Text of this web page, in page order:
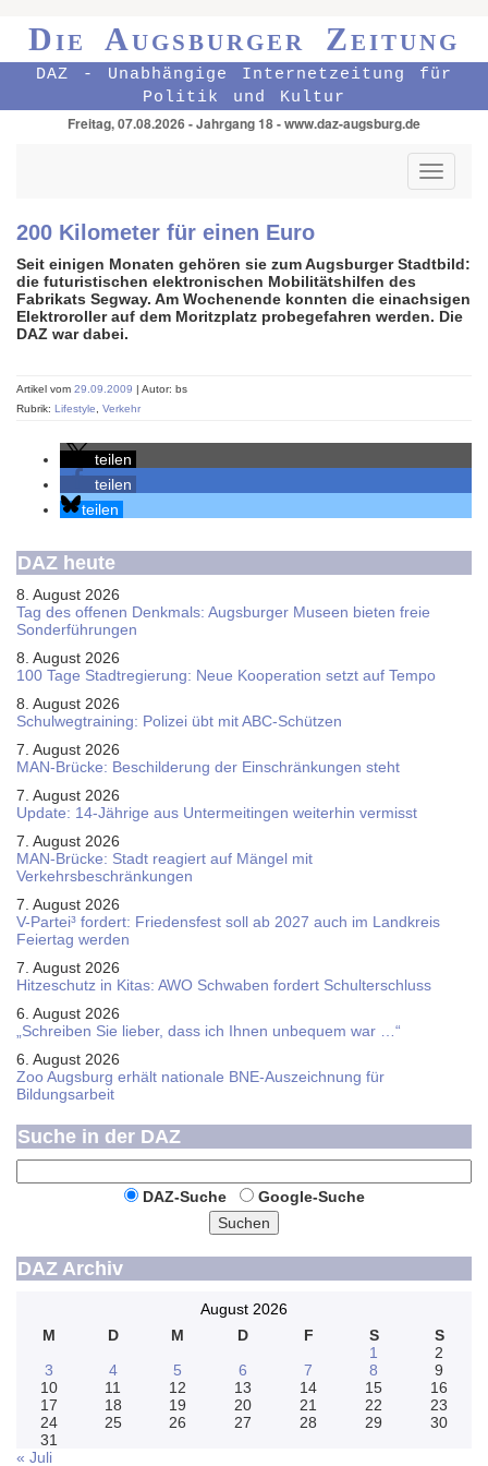
Die Augsburger Zeitung
DAZ - Unabhängige Internetzeitung für
Politik und Kultur
Freitag, 07.08.2026 - Jahrgang 18 - www.daz-augsburg.de
Toggle
200 Kilometer für einen Euro
Seit einigen Monaten gehören sie zum Augsburger Stadtbild:
die futuristischen elektronischen Mobilitätshilfen des
Fabrikats Segway. Am Wochenende konnten die einachsigen
Elektroroller auf dem Moritzplatz probegefahren werden. Die
DAZ war dabei.
Artikel vom 29.09.2009 | Autor: bs
Rubrik: Lifestyle Verkehr
teilen
teilen
teilen
DAZ heute
8. August 2026
Tag des offenen Denkmals: Augsburger Museen bieten freie
Sonderführungen
8. August 2026
100 Tage Stadtregierung: Neue Kooperation setzt auf Tempo
8. August 2026
Schul­weg­trai­ning: Poli­zei übt mit ABC-Schüt­zen
7. August 2026
MAN-Brücke: Beschilderung der Einschränkungen steht
7. August 2026
Update: 14-Jährige aus Untermeitingen weiterhin vermisst
7. August 2026
MAN-Brücke: Stadt reagiert auf Mängel mit
Verkehrsbeschränkungen
7. August 2026
V-Partei­³ fordert: Friedens­fest soll ab 2027 auch im Land­kreis
Feier­tag werden
7. August 2026
Hitzeschutz in Kitas: AWO Schwaben fordert Schulterschluss
6. August 2026
„Schreiben Sie lieber, dass ich Ihnen unbequem war …“
6. August 2026
Zoo Augsburg erhält nationale BNE-Auszeichnung für
Bildungsarbeit
Suche in der DAZ
DAZ-Suche
Google-Suche
Suchen
DAZ Archiv
August 2026
M
D M D F S
S
1
2
3
4 5 6 7 8
9
10
11 12 13 14 15
16
17
18 19 20 21 22
23
24
25 26 27 28 29
30
31
« Juli